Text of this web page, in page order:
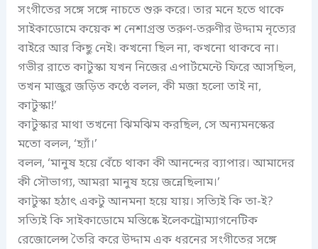
সংগীতের সঙ্গে সঙ্গে নাচতে শুরু করে। তার মনে হতে থাকে
সাইকাডোমে কয়েক শ নেশাগ্রস্ত তরুণ-তরুণীর উদ্দাম নৃত্যের
বাইরে আর কিছু নেই। কখনো ছিল না, কখনো থাকবে না।
গভীর রাতে কাটুস্কা যখন নিজের এপার্টমেন্টে ফিরে আসছিল,
তখন মাজুর জড়িত কণ্ঠে বলল, কী মজা হলো তাই না,
কাটুস্কা!’
কাটুস্কার মাথা তখনো ঝিমঝিম করছিল, সে অন্যমনস্কের
মতো বলল, ‘হ্যাঁ।’
বলল, ‘মানুষ হয়ে বেঁচে থাকা কী আনন্দের ব্যাপার। আমাদের
কী সৌভাগ্য, আমরা মানুষ হয়ে জন্নেছিলাম।’
কাটুস্কা হঠাৎ একটু আনমনা হয়ে যায়। সত্যিই কি তা-ই?
সত্যিই কি সাইকাডোমে মস্তিষ্কে ইলেকট্রোম্যাগনেটিক
রেজোলেন্স তৈরি করে উদ্দাম এক ধরনের সংগীতের সঙ্গে